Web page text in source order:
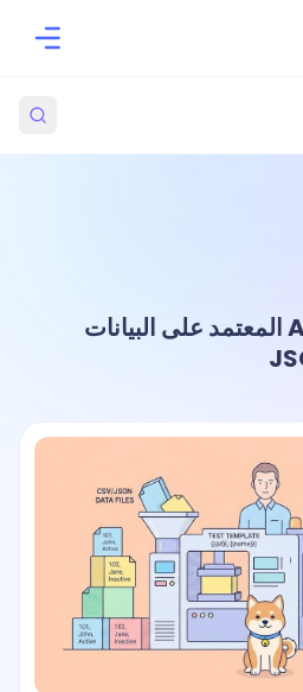
أفضل أدوات اختبار API المعتمد على البيانات